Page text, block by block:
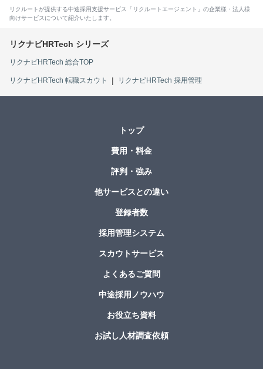
リクルートが提供する中途採用支援サービス「リクルートエージェント」の企業様・法人様
向けサービスについて紹介いたします。
リクナビHRTech 総合TOP
リクナビHRTech 転職スカウト リクナビHRTech 採用管理
トップ
費用・料金
評判・強み
他サービスとの違い
登録者数
採用管理システム
スカウトサービス
よくあるご質問
中途採用ノウハウ
お役立ち資料
お試し人材調査依頼